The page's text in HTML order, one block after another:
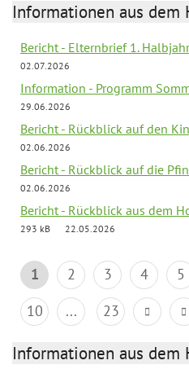
Informationen aus dem
Bericht - Elternbrief 1.
02.07.2026
Information - Programm
29.06.2026
Bericht - Rückblick auf den
02.06.2026
Bericht - Rückblick auf die
02.06.2026
Bericht - Rückblick aus dem
293 kB
22.05.2026
1 2 3 4 5
10
... 23
Informationen aus dem